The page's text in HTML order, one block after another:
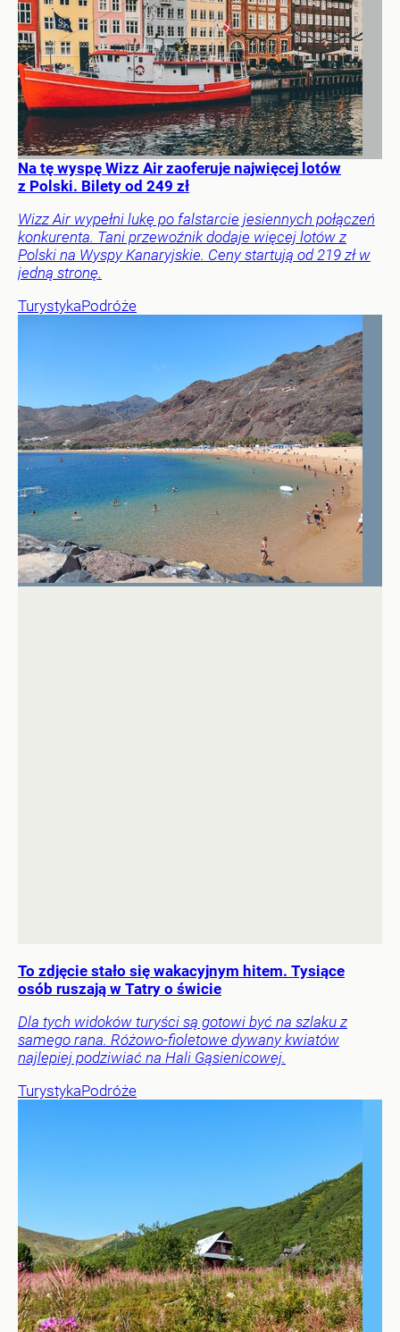
Na tę wyspę Wizz Air zaoferuje najwięcej lotów
z Polski. Bilety od 249 zł
Wizz Air wypełni lukę po falstarcie jesiennych połączeń
konkurenta. Tani przewoźnik dodaje więcej lotów z
Polski na Wyspy Kanaryjskie. Ceny startują od 219 zł w
jedną stronę.
TurystykaPodróże
To zdjęcie stało się wakacyjnym hitem. Tysiące
osób ruszają w Tatry o świcie
Dla tych widoków turyści są gotowi być na szlaku z
samego rana. Różowo-fioletowe dywany kwiatów
najlepiej podziwiać na Hali Gąsienicowej.
TurystykaPodróże